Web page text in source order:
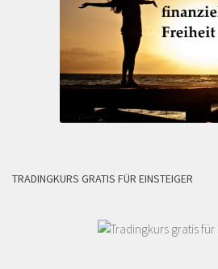
TRADINGKURS GRATIS FÜR EINSTEIGER